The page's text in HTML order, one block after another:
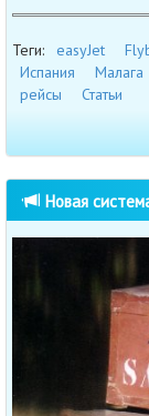
Теги: easyJet
Испания
Малага
рейсы
Статьи
Новая